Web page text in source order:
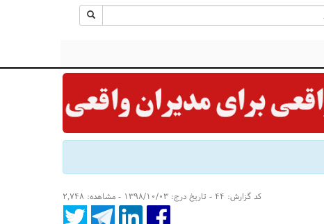
کد گزارش: ۴۴ - تاریخ درج: ۱۳۹۸/۱۰/۰۳ - مشاهده: ۲,۷۴۸